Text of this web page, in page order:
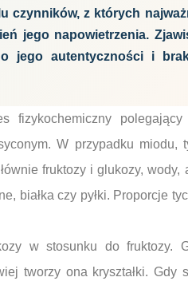
czynników, z których
jego napowietrzenia.
jego autentyczności i
fizykochemiczny
W przypadku miodu,
fruktozy i glukozy,
białka czy pyłki. Proporcje
w stosunku do fruktozy.
tworzy ona kryształki. Gdy